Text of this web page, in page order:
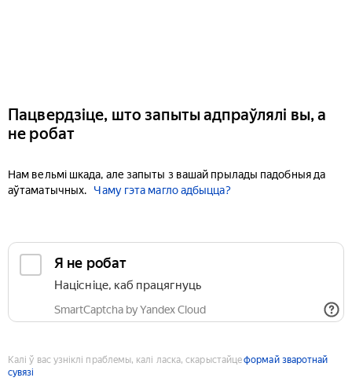
Пацвердзіце, што запыты адпраўлялі вы, а
не робат
Нам вельмі шкада, але запыты з вашай прылады падобныя да
аўтаматычных.
Чаму гэта магло адбыцца?
Я не робат
Націсніце, каб працягнуць
SmartCaptcha by Yandex Cloud
Калі ў вас узніклі праблемы, калі ласка, скарыстайцеформай зваротнай
сувязі